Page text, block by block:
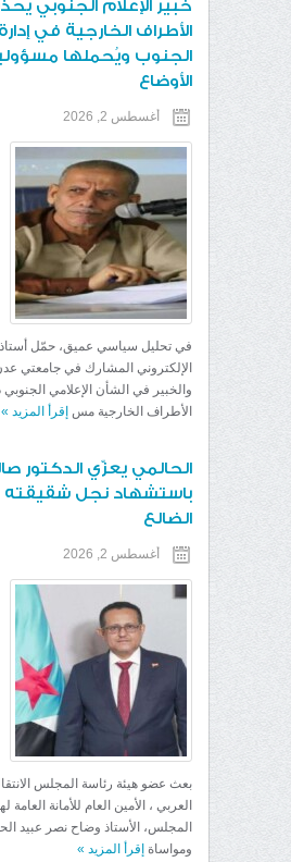
خبير الإعلام الجنوبي
الأطراف الخارجية في
الجنوب ويُحملها
الأوضاع
أغسطس 2, 2026
في تحليل سياسي عميق، حمّل أستاذ
الإلكتروني المشارك في جامعتي
والخبير في الشأن الإعلامي
الأطراف الخارجية مس إقرأ المزيد »
الحالمي يعزّي الدكتور
باستشهاد نجل
الضالع
أغسطس 2, 2026
بعث عضو هيئة رئاسة المجلس
العربي ، الأمين العام للأمانة العامة
المجلس، الأستاذ وضاح نصر عبيد
ومواساة إقرأ المزيد »